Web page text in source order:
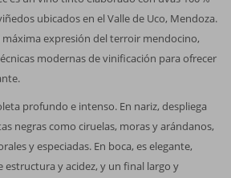
ubicados en el Valle de Uco, Mendoza.
máxima expresión del terroir mendocino,
modernas de vinificación para ofrecer
profundo e intenso. En nariz, despliega
negras como ciruelas, moras y arándanos,
y especiadas. En boca, es elegante,
estructura y acidez, y un final largo y